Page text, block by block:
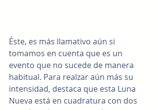
Éste, es más llamativo aún si
tomamos en cuenta que es un
evento que no sucede de manera
habitual. Para realzar aún más su
intensidad, destaca que esta Luna
Nueva está en cuadratura con dos